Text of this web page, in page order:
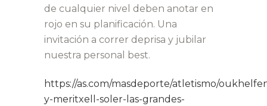
de cualquier nivel deben anotar en
rojo en su planificación. Una
invitación a correr deprisa y jubilar
nuestra personal best.
https://as.com/masdeporte/atletismo/
y-meritxell-soler-las-grandes-